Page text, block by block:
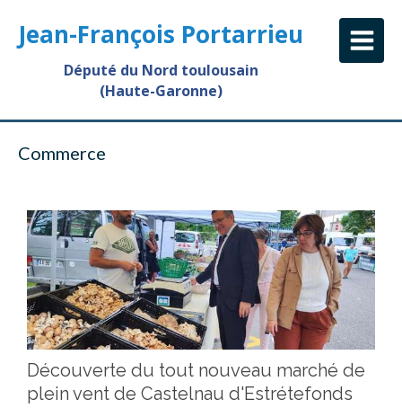
Jean-François Portarrieu
Député du Nord toulousain
(Haute-Garonne)
Commerce
Découverte du tout nouveau marché de
plein vent de Castelnau d'Estrétefonds